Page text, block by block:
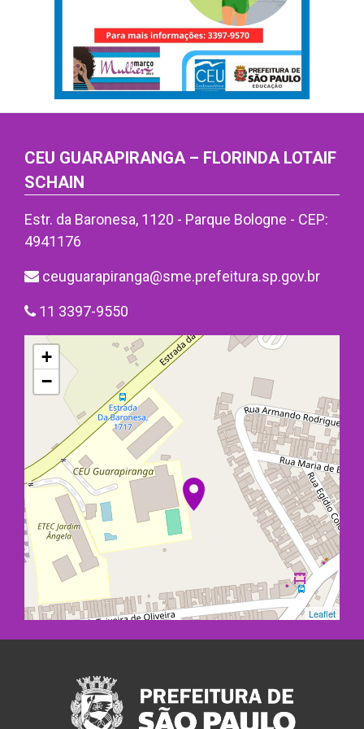
CEU GUARAPIRANGA – FLORINDA LOTAIF
SCHAIN
Estr. da Baronesa, 1120 - Parque Bologne - CEP:
4941176
ceuguarapiranga@sme.prefeitura.sp.gov.br
11 3397-9550
+
−
Leaflet